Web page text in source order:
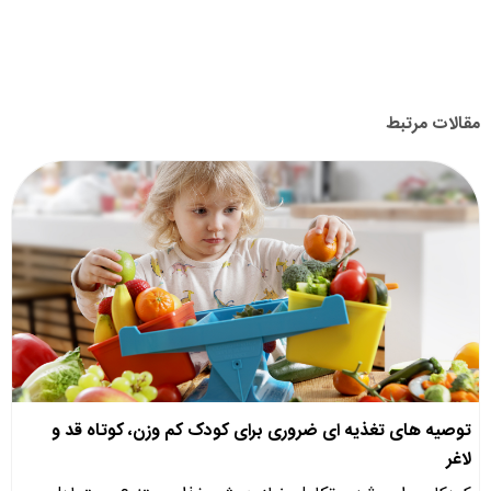
مقالات مرتبط
توصیه های تغذیه ای ضروری برای کودک کم وزن، کوتاه قد و
لاغر